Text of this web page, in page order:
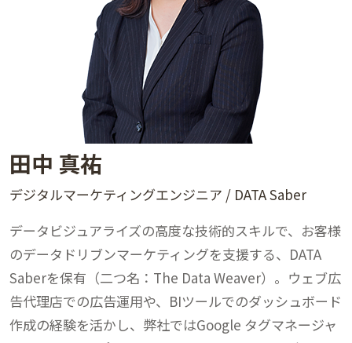
田中 真祐
デジタルマーケティングエンジニア / DATA Saber
データビジュアライズの高度な技術的スキルで、お客様
のデータドリブンマーケティングを支援する、DATA
Saberを保有（二つ名：The Data Weaver）。ウェブ広
告代理店での広告運用や、BIツールでのダッシュボード
作成の経験を活かし、弊社ではGoogle タグマネージャ